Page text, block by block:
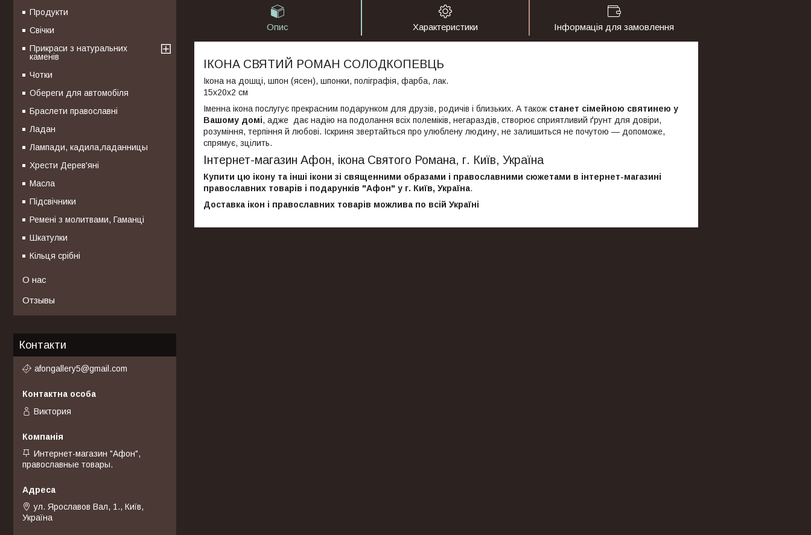
Опис Характеристики Інформація для замовлення
ІКОНА СВЯТИЙ РОМАН СОЛОДКОПЕВЦЬ
Ікона на дошці, шпон (ясен), шпонки, поліграфія, фарба, лак.
15х20х2 см
Іменна ікона послугує прекрасним подарунком для друзів, родичів і близьких. А також станет сімейною святинею у
Вашому домі, адже дає надію на подолання всіх полеміків, негараздів, створює сприятливий ґрунт для довіри,
розуміння, терпіння й любові. Іскриня звертайться про улюблену людину, не залишиться не почутою — допоможе,
спрямує, зцілить.
Інтернет-магазин Афон, ікона Святого Романа, г. Київ, Україна
Купити цю ікону та інші ікони зі священними образами і православними сюжетами в інтернет-магазині
православних товарів і подарунків "Афон" у г. Київ, Україна.
Доставка ікон і православних товарів можлива по всій Україні
Продукти
Свічки
Прикраси з натуральних
каменів
Чотки
Обереги для автомобіля
Браслети православні
Ладан
Лампади, кадила,ладанницы
Хрести Дерев'яні
Масла
Підсвічники
Ремені з молитвами, Гаманці
Шкатулки
Кільця срібні
О нас
Отзывы
Контакти
afongallery5@gmail.com
Виктория
Интернет-магазин "Афон",
православные товары.
ул. Ярославов Вал, 1., Київ,
Україна